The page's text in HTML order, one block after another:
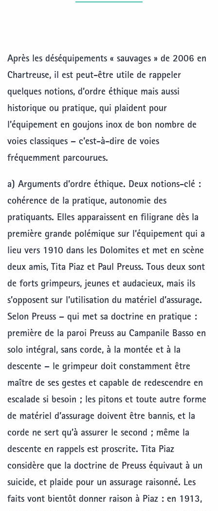
Après les déséquipements « sauvages » de 2006 en
Chartreuse, il est peut-être utile de rappeler
quelques notions, d’ordre éthique mais aussi
historique ou pratique, qui plaident pour
l’équipement en goujons inox de bon nombre de
voies classiques – c’est-à-dire de voies
fréquemment parcourues.
a) Arguments d’ordre éthique. Deux notions-clé :
cohérence de la pratique, autonomie des
pratiquants. Elles apparaissent en filigrane dès la
première grande polémique sur l’équipement qui a
lieu vers 1910 dans les Dolomites et met en scène
deux amis, Tita Piaz et Paul Preuss. Tous deux sont
de forts grimpeurs, jeunes et audacieux, mais ils
s’opposent sur l’utilisation du matériel d’assurage.
Selon Preuss – qui met sa doctrine en pratique :
première de la paroi Preuss au Campanile Basso en
solo intégral, sans corde, à la montée et à la
descente – le grimpeur doit constamment être
maître de ses gestes et capable de redescendre en
escalade si besoin ; les pitons et toute autre forme
de matériel d’assurage doivent être bannis, et la
corde ne sert qu’à assurer le second ; même la
descente en rappels est proscrite. Tita Piaz
considère que la doctrine de Preuss équivaut à un
suicide, et plaide pour un assurage raisonné. Les
faits vont bientôt donner raison à Piaz : en 1913,